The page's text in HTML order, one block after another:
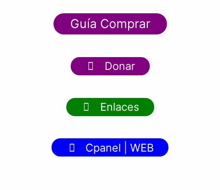
Guía Comprar
Donar
Enlaces
Cpanel | WEB